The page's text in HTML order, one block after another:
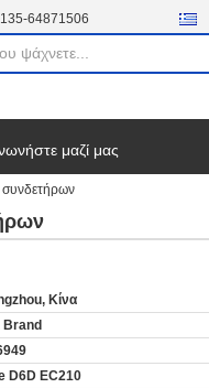
64871506
μαζί μας
Κίνα
Brand
D6D EC210